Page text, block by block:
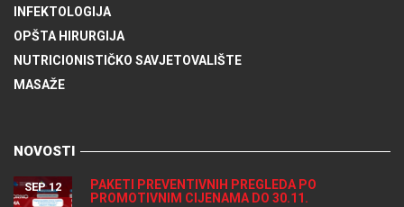
INFEKTOLOGIJA
OPŠTA HIRURGIJA
NUTRICIONISTIČKO SAVJETOVALIŠTE
MASAŽE
NOVOSTI
PAKETI PREVENTIVNIH PREGLEDA PO
PROMOTIVNIM CIJENAMA DO 30.11.
SEP 12